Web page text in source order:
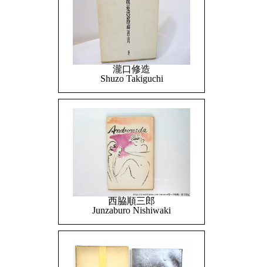
瀧口修造
Shuzo Takiguchi
西脇順三郎
Junzaburo Nishiwaki